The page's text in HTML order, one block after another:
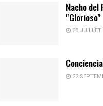
Nacho
"Glorioso"
25 JUILLET
22